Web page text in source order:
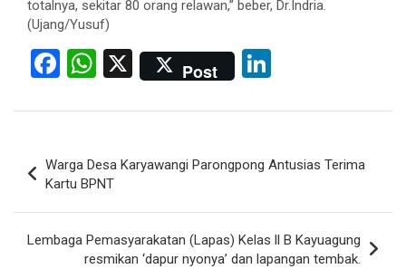
totalnya, sekitar 80 orang relawan,” beber, Dr.Indria.
(Ujang/Yusuf)
F
ce
o
o
k
W
at
A
p
p
X Post
ke
dI
n
navigation
Warga Desa Karyawangi Parongpong Antusias Terima
Kartu BPNT
Lembaga Pemasyarakatan (Lapas) Kelas ll B Kayuagung
resmikan ‘dapur nyonya’ dan lapangan tembak.